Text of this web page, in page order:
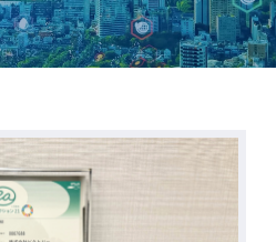
お問い合わせ
よくある質問